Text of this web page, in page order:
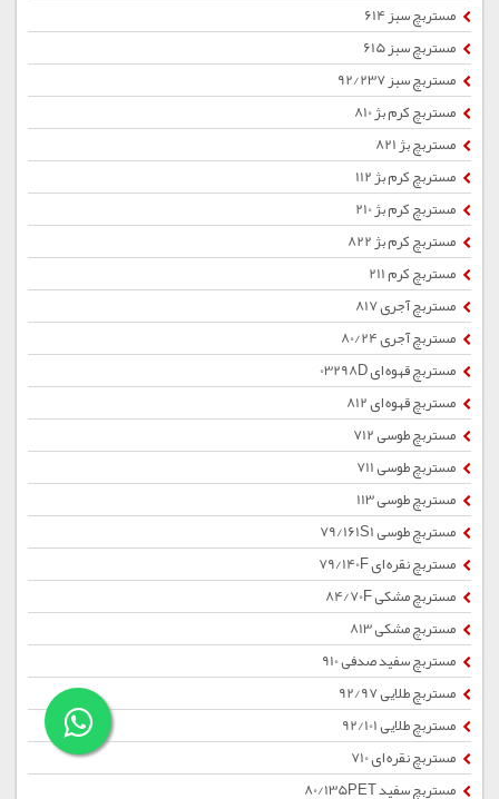
مستربچ سبز 614
مستربچ سبز 615
مستربچ سبز 92/237
مستربچ کرم بژ 810
مستربچ بژ 821
مستربچ کرم بژ 112
مستربچ کرم بژ 210
مستربچ کرم بژ 822
مستربچ کرم 211
مستربچ آجری 817
مستربچ آجری 80/24
مستربچ قهوه ای 03298D
مستربچ قهوه ای 812
مستربچ طوسی 712
مستربچ طوسی 711
مستربچ طوسی 113
مستربچ طوسی 79/161S1
مستربچ نقره ای 79/140F
مستربچ مشکی 84/70F
مستربچ مشکی 813
مستربچ سفید صدفی 910
مستربچ طلایی 92/97
مستربچ طلایی 92/101
مستربچ نقره ای 710
مستربچ سفید 80/135PET